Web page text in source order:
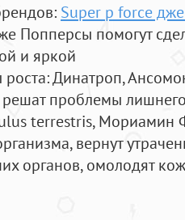
Super p force
Попперсы помогут
и яркой
: Динатроп,
проблемы
terrestris, Мориамин
вернут
органов, омолодят